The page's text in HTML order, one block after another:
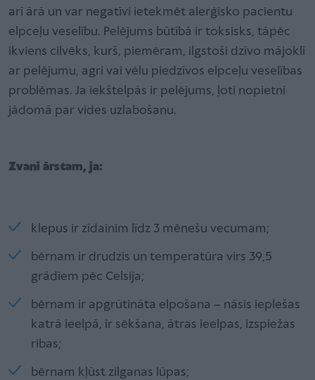
arī ārā un var negatīvi ietekmēt alerģisko pacientu
elpceļu veselību. Pelējums būtībā ir toksisks, tāpēc
ikviens cilvēks, kurš, piemēram, ilgstoši dzīvo mājoklī
ar pelējumu, agri vai vēlu piedzīvos elpceļu veselības
problēmas. Ja iekštelpās ir pelējums, ļoti nopietni
jādomā par vides uzlabošanu.
Zvani ārstam, ja:
klepus ir zīdainim līdz 3 mēnešu vecumam;
bērnam ir drudzis un temperatūra virs 39,5
grādiem pēc Celsija;
bērnam ir apgrūtināta elpošana – nāsis ieplešas
katrā ieelpā, ir sēkšana, ātras ieelpas, izspiežas
ribas;
bērnam kļūst zilganas lūpas;